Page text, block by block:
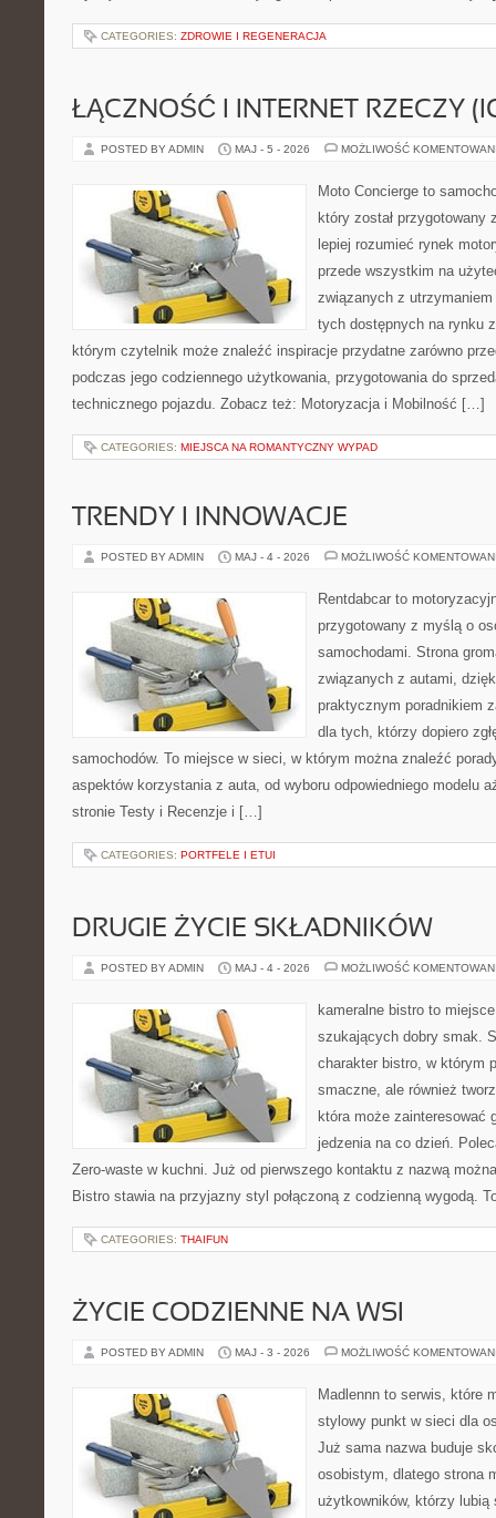
CATEGORIES: ZDROWIE I REGENERACJA
ŁĄCZNOŚĆ I INTERNET RZECZY
POSTED BY ADMIN MAJ - 5 - 2026 MOŻLIWOŚĆ
Moto Concierge to
który został
lepiej rozumieć rynek
przede wszystkim na
związanych z utrzymaniem
tych dostępnych na rynku
którym czytelnik może znaleźć inspiracje przydatne zarówno
podczas jego codziennego użytkowania, przygotowania do
technicznego pojazdu. Zobacz też: Motoryzacja i Mobilność […]
CATEGORIES: MIEJSCA NA ROMANTYCZNY WYPAD
TRENDY I INNOWACJE
POSTED BY ADMIN MAJ - 4 - 2026 MOŻLIWOŚĆ
Rentdabcar to
przygotowany z myślą o
samochodami. Strona
związanych z autami,
praktycznym poradnikiem
dla tych, którzy dopiero
samochodów. To miejsce w sieci, w którym można znaleźć
aspektów korzystania z auta, od wyboru odpowiedniego modelu
stronie Testy i Recenzje i […]
CATEGORIES: PORTFELE I ETUI
DRUGIE ŻYCIE SKŁADNIKÓW
POSTED BY ADMIN MAJ - 4 - 2026 MOŻLIWOŚĆ
kameralne bistro to
szukających dobry smak.
charakter bistro, w którym
smaczne, ale również
która może zainteresować
jedzenia na co dzień.
Zero-waste w kuchni. Już od pierwszego kontaktu z nazwą
Bistro stawia na przyjazny styl połączoną z codzienną wygodą.
CATEGORIES: THAIFUN
ŻYCIE CODZIENNE NA WSI
POSTED BY ADMIN MAJ - 3 - 2026 MOŻLIWOŚĆ
Madlennn to serwis, które
stylowy punkt w sieci dla
Już sama nazwa buduje
osobistym, dlatego strona
użytkowników, którzy lubią